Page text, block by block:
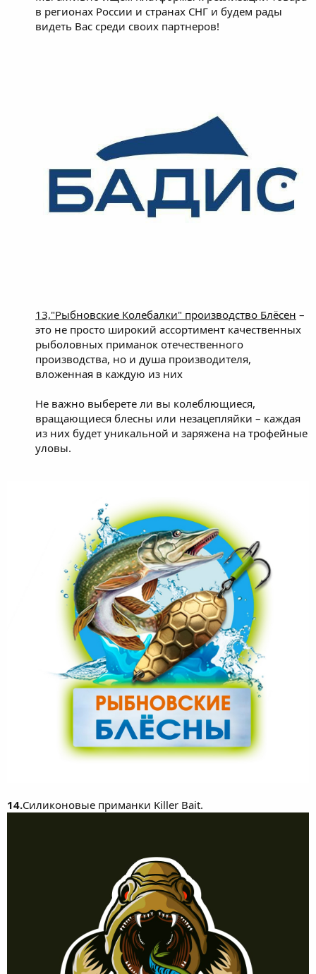
в регионах России и странах СНГ и будем рады
видеть Вас среди своих партнеров!
13,"Рыбновские Колебалки" производство Блёсен –
это не просто широкий ассортимент качественных
рыболовных приманок отечественного
производства, но и душа производителя,
вложенная в каждую из них
Не важно выберете ли вы колеблющиеся,
вращающиеся блесны или незацепляйки – каждая
из них будет уникальной и заряжена на трофейные
уловы.
14.Силиконовые приманки Killer Bait.